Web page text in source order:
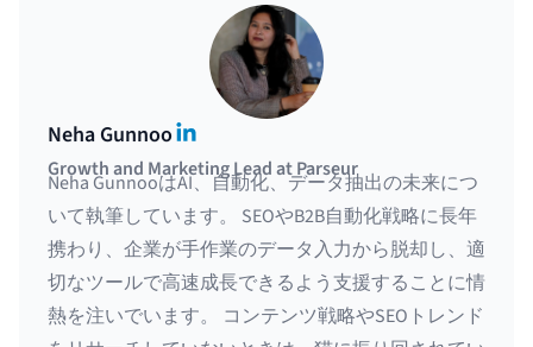
Neha GunnooLinkedIn
Growth and Marketing Lead at Parseur
Neha GunnooはAI、自動化、データ抽出の未来につ
いて執筆しています。 SEOやB2B自動化戦略に長年
携わり、企業が手作業のデータ入力から脱却し、適
切なツールで高速成長できるよう支援することに情
熱を注いでいます。 コンテンツ戦略やSEOトレンド